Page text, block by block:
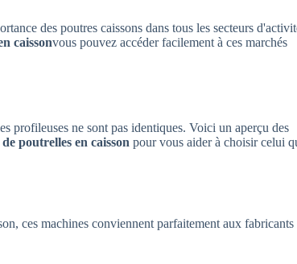
des poutres caissons dans tous les secteurs
caissonvous pouvez accéder facilement à ces marchés
profileuses ne sont pas identiques. Voici un aperçu des
poutrelles en caisson pour vous aider à choisir celui
ces machines conviennent parfaitement aux fabricants